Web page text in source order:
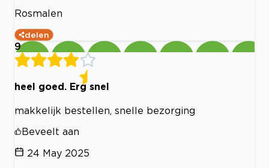
Rosmalen
delen
9
heel goed. Erg snel
makkelijk bestellen, snelle bezorging
Beveelt aan
24 May 2025